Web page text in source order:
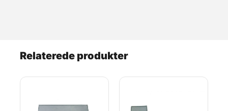
Relaterede produkter